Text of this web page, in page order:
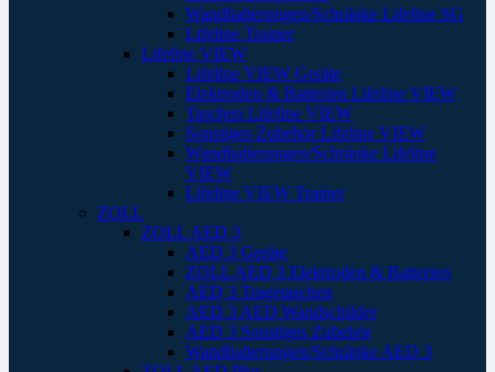
Wandhalterungen/Schränke Lifeline SG
Lifeline Trainer
Lifeline VIEW
Lifeline VIEW Geräte
Elektroden & Batterien Lifeline VIEW
Taschen Lifeline VIEW
Sonstiges Zubehör Lifeline VIEW
Wandhalterungen/Schränke Lifeline
VIEW
Lifeline VIEW Trainer
ZOLL
ZOLL AED 3
AED 3 Geräte
ZOLL AED 3 Elektroden & Batterien
AED 3 Tragetaschen
AED 3 AED Wandschilder
AED 3 Sonstiges Zubehör
Wandhalterungen/Schränke AED 3